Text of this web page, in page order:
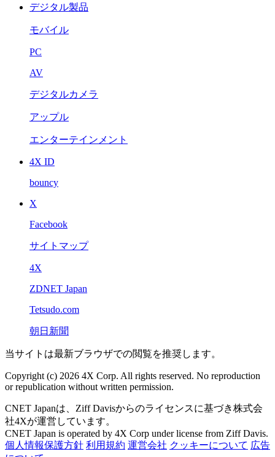
デジタル製品
モバイル
PC
AV
デジタルカメラ
アップル
エンターテインメント
4X ID
bouncy
X
Facebook
サイトマップ
4X
ZDNET Japan
Tetsudo.com
朝日新聞
当サイトは最新ブラウザでの閲覧を推奨します。
Copyright (c) 2026 4X Corp. All rights reserved. No reproduction
or republication without written permission.
CNET Japanは、Ziff Davisからのライセンスに基づき株式会
社4Xが運営しています。
CNET Japan is operated by 4X Corp under license from Ziff Davis.
個人情報保護方針 利用規約 運営会社 クッキーについて 広告